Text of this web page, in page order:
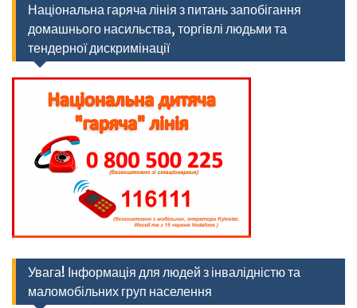
Національна гаряча лінія з питань запобігання
домашнього насильства, торгівлі людьми та
тендерної дискримінації
Увага! Інформація для людей з інвалідністю та
маломобільних груп населення